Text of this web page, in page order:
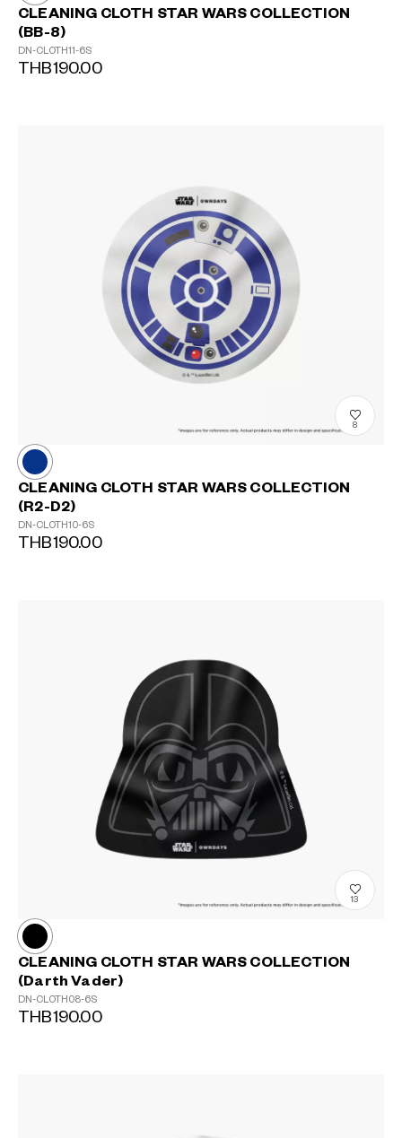
CLEANING CLOTH STAR WARS COLLECTION
(BB-8)
DN-CLOTH11-6S
THB190.00
8
CLEANING CLOTH STAR WARS COLLECTION
(R2-D2)
DN-CLOTH10-6S
THB190.00
13
CLEANING CLOTH STAR WARS COLLECTION
(Darth Vader)
DN-CLOTH08-6S
THB190.00